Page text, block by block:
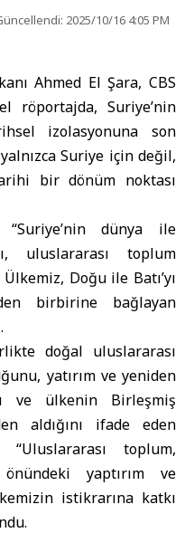
2025/10/16 4:05 PM
Ahmed El Şara,CBS
röportajda, Suriye’nin
izolasyonuna son
Suriye için değil,
bir dönüm noktası
“Suriye’nin dünya ile
uluslararası toplum
Doğu ile Batı’yı
birbirine bağlayan
doğal uluslararası
yatırım ve yeniden
ve ülkenin Birleşmiş
aldığını ifade eden
toplum,
önündeki yaptırım ve
istikrarına katkı